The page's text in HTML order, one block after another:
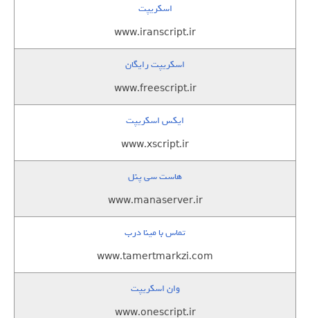
اسکریپت
www.iranscript.ir
اسکریپت رایگان
www.freescript.ir
ایکس اسکریپت
www.xscript.ir
هاست سی پنل
www.manaserver.ir
تماس با مینا درب
www.tamertmarkzi.com
وان اسکریپت
www.onescript.ir